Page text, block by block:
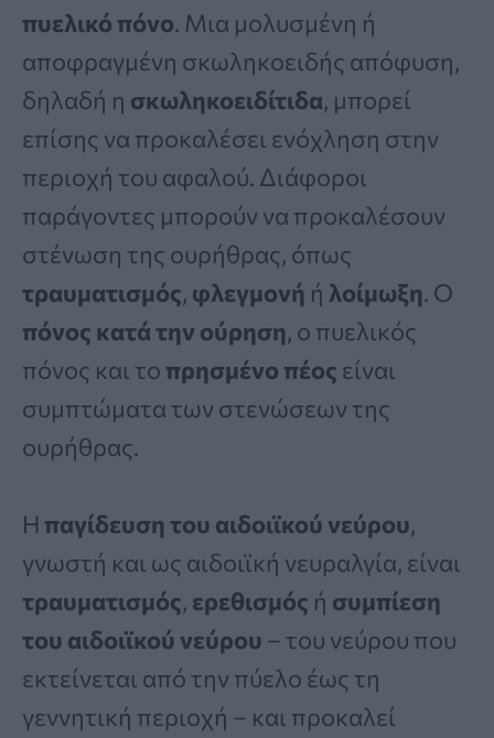
πυελικό πόνο. Μια μολυσμένη ή
αποφραγμένη σκωληκοειδής απόφυση,
δηλαδή η σκωληκοειδίτιδα, μπορεί
επίσης να προκαλέσει ενόχληση στην
περιοχή του αφαλού. Διάφοροι
παράγοντες μπορούν να προκαλέσουν
στένωση της ουρήθρας, όπως
τραυματισμός, φλεγμονή ή λοίμωξη. Ο
πόνος κατά την ούρηση, ο πυελικός
πόνος και το πρησμένο πέος είναι
συμπτώματα των στενώσεων της
ουρήθρας.
Η παγίδευση του αιδοιϊκού νεύρου,
γνωστή και ως αιδοιϊκή νευραλγία, είναι
τραυματισμός, ερεθισμός ή συμπίεση
του αιδοιϊκού νεύρου – του νεύρου που
εκτείνεται από την πύελο έως τη
γεννητική περιοχή – και προκαλεί